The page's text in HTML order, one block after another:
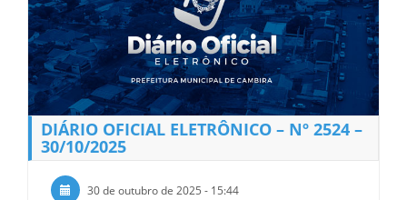
DIÁRIO OFICIAL ELETRÔNICO – Nº 2524 –
30/10/2025
30 de outubro de 2025 - 15:44